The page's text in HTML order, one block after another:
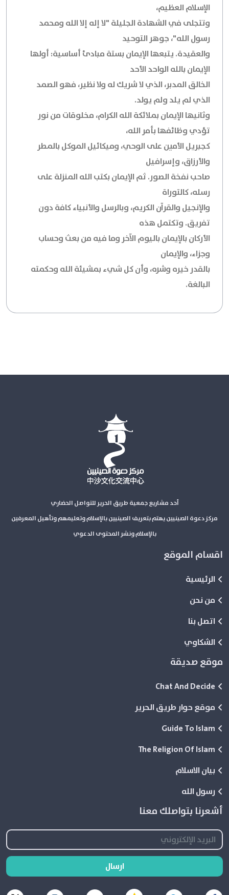
الإسلام العظيم،
وتتجلى في الشهادة الجليلة "لا إله إلا الله ومحمد
رسول الله"، جوهر التوحيد
والعقيدة. يتبعها الإيمان بستة مبادئ أساسية: أولها
الإيمان بالله الواحد الأحد
الخالق المدبر، الذي لا شريك له ولا نظير، فهو الصمد
الذي لم يلد ولم يولد.
وثانيها الإيمان بملائكة الله الكرام، مخلوقات من نور
تؤدي وظائفها بأمر الله،
كجبريل الأمين على الوحي، وميكائيل الموكل بالمطر
والأرزاق، وإسرافيل
صاحب نفخة الصور. ثم الإيمان بكتب الله المنزلة على
رسله، كالتوراة
والإنجيل والقرآن الكريم، وبالرسل والأنبياء كافة دون
تفريق. وتكتمل هذه
الأركان بالإيمان باليوم الآخر وما فيه من بعث وحساب
وجزاء، والإيمان
بالقدر خيره وشره، وأن كل شيء بمشيئة الله وحكمته
البالغة.
أحد مشاريع جمعية طريق الحرير للتواصل الحضاري
مركز دعوة الصينيين يهتم بتعريف الصينيين بالإسلام وتعليمهم وتأهيل المعرفين
بالإسلام ونشر المحتوى الدعوي
اقسام الموقع
الرئيسية
من نحن
اتصل بنا
الشكاوي
موقع صديقة
Chat And Decide
موقع حوار طريق الحرير
Guide To Islam
The Religion Of Islam
بيان الاسلام
رسول الله
أشعرنا بتواصلك معنا
ارسال